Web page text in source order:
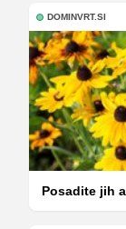
DOMINVRT.SI
Posadite jih